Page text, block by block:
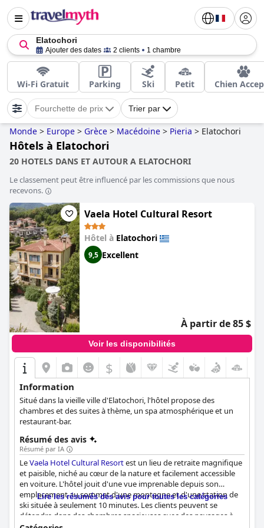
Elatochori
Ajouter des dates 2 clients 1 chambre
Wi-Fi Gratuit Parking Ski Petit Chien
Fourchette de prix Trier par
Monde > Europe > Grèce > Macédoine > Pieria > Elatochori
Hôtels à Elatochori
20 HOTELS DANS ET AUTOUR A ELATOCHORI
Le classement peut être influencé par les commissions que nous
recevons.
Vaela Hotel Cultural Resort
Hôtel à Elatochori
9,5 Excellent
À partir de 85 $
Voir les disponibilités
$
Information
Situé dans la vieille ville d'Elatochori, l'hôtel propose des
chambres et des suites à thème, un spa atmosphérique et un
restaurant-bar.
Résumé des avis
Résumé par IA
LeVaela Hotel Cultural Resortest un lieu de retraite magnifique
et paisible, niché au cœur de la nature et facilement accessible
en voiture. L'hôtel jouit d'une vue imprenable depuis son
emplacement au sommet d'une montagne et d'une station de
ski située à seulement 10 minutes. Les clients peuvent se
détendre dans des chambres spacieuses avec des paysages à
Lire les résumés des avis pour toutes les catégories